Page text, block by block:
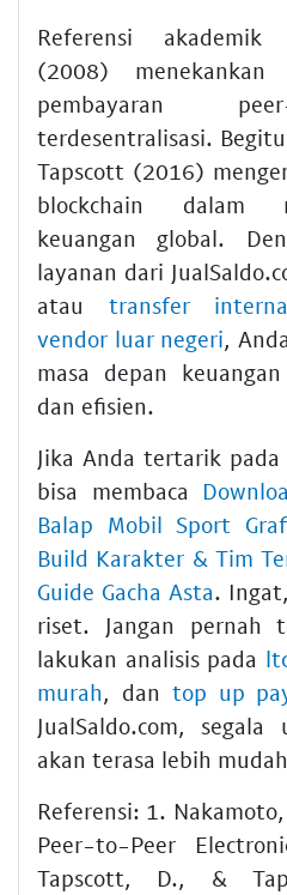
Referensi
(2008) menekankan
pembayaran
terdesentralisasi.
Tapscott (2016)
blockchain dalam
keuangan global.
layanan dari
atau transfer
vendor luar negeri,
masa depan
dan efisien.
Jika Anda tertarik
bisa membaca
Balap Mobil Sport
Build Karakter & Tim
Guide Gacha Asta.
riset. Jangan pernah
lakukan analisis pada
murah, dan top up
JualSaldo.com,
akan terasa lebih
Referensi: 1.
Peer-to-Peer
Tapscott, D., &